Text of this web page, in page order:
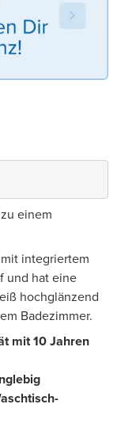
einem
integriertem
und hat eine
hochglänzend
Badezimmer.
mit 10 Jahren